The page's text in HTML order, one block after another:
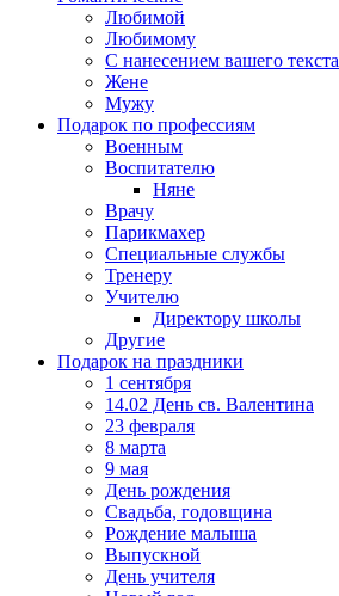
Любимой
Любимому
С нанесением вашего текста
Жене
Мужу
Подарок по профессиям
Военным
Воспитателю
Няне
Врачу
Парикмахер
Специальные службы
Тренеру
Учителю
Директору школы
Другие
Подарок на праздники
1 сентября
14.02 День св. Валентина
23 февраля
8 марта
9 мая
День рождения
Свадьба, годовщина
Рождение малыша
Выпускной
День учителя